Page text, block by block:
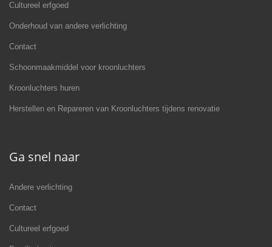
Cultureel erfgoed
Onderhoud van andere verlichting
Contact
Schoonmaakmiddel voor kroonluchters
Kroonluchters huren
Herstellen en Repareren van Kroonluchters tijdens renovatie
Ga snel naar
Andere verlichting
Contact
Cultureel erfgoed